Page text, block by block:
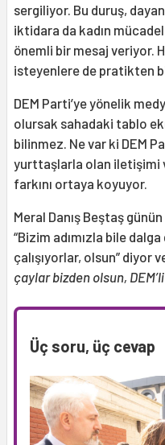
sergiliyor. Bu duruş,
iktidara da kadın
önemli bir mesaj veriyor.
isteyenlere de pratikten
DEM Parti’ye yönelik
olursak sahadaki tablo
bilinmez. Ne var ki DEM
yurttaşlarla olan iletişimi
farkını ortaya koyuyor.
Meral Danış Beştaş
“Bizim adımızla bile
çalışıyorlar, olsun” diyor
çaylar bizden olsun,
Üç soru, üç cevap